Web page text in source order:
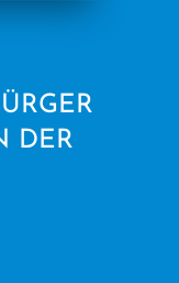
DER